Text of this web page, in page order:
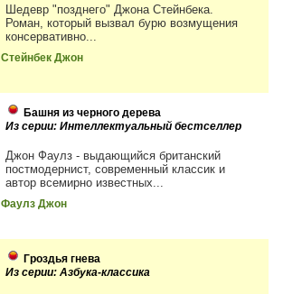
Шедевр "позднего" Джона Стейнбека.
Роман, который вызвал бурю возмущения
консервативно...
Стейнбек Джон
Башня из черного дерева
Из серии: Интеллектуальный бестселлер
Джон Фаулз - выдающийся британский
постмодернист, современный классик и
автор всемирно известных...
Фаулз Джон
Гроздья гнева
Из серии: Азбука-классика